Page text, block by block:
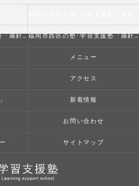
福岡市西区の塾･学習支援塾「羅針盤」の評判 福岡市西区の塾･学習支援塾「羅針盤」のお客様の声
メニュー
アクセス
新着情報
お問い合わせ
サイトマップ